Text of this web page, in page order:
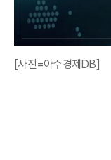
[사진=아주경제DB]